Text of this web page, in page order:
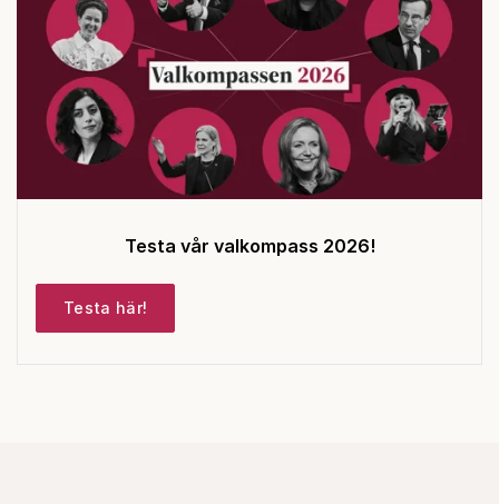
Testa vår valkompass 2026!
Testa här!